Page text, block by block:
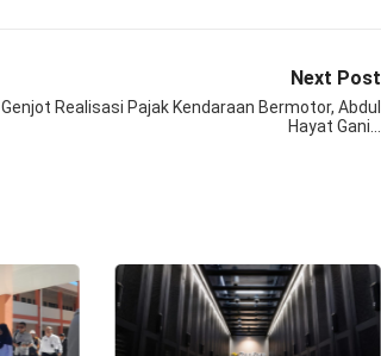
Next Post
Genjot Realisasi Pajak Kendaraan Bermotor, Abdul
Hayat Gani…